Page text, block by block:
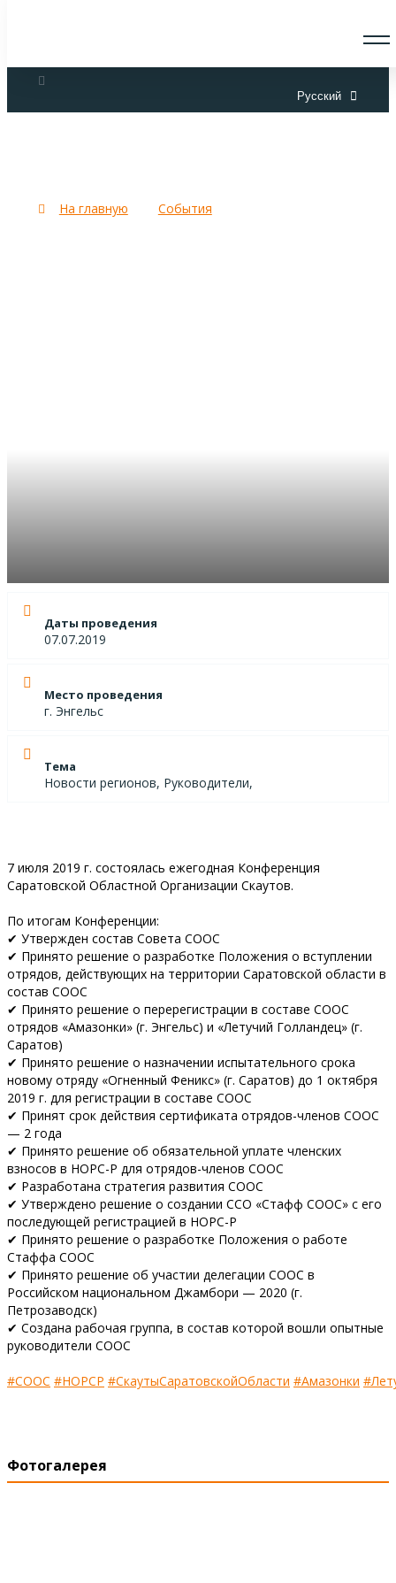
Русский
О СКАУТАХ
На главную События
Даты проведения
07.07.2019
Место проведения
г. Энгельс
Тема
Новости регионов, Руководители,
7 июля 2019 г. состоялась ежегодная Конференция
Саратовской Областной Организации Скаутов.
По итогам Конференции:
✔ Утвержден состав Совета СООС
✔ Принято решение о разработке Положения о вступлении
отрядов, действующих на территории Саратовской области в
состав СООС
✔ Принято решение о перерегистрации в составе СООС
отрядов «Амазонки» (г. Энгельс) и «Летучий Голландец» (г.
Саратов)
✔ Принято решение о назначении испытательного срока
новому отряду «Огненный Феникс» (г. Саратов) до 1 октября
2019 г. для регистрации в составе СООС
✔ Принят срок действия сертификата отрядов-членов СООС
— 2 года
✔ Принято решение об обязательной уплате членских
взносов в НОРС-Р для отрядов-членов СООС
✔ Разработана стратегия развития СООС
✔ Утверждено решение о создании ССО «Стафф СООС» с его
последующей регистрацией в НОРС-Р
✔ Принято решение о разработке Положения о работе
Стаффа СООС
✔ Принято решение об участии делегации СООС в
Российском национальном Джамбори — 2020 (г.
Петрозаводск)
✔ Создана рабочая группа, в состав которой вошли опытные
руководители СООС
#СООС #НОРСР #СкаутыСаратовскойОбласти #Амазонки
Фотогалерея